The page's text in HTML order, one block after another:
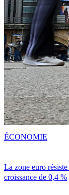
La zone euro
croissance de 0,4 %
ÉCONOMIE